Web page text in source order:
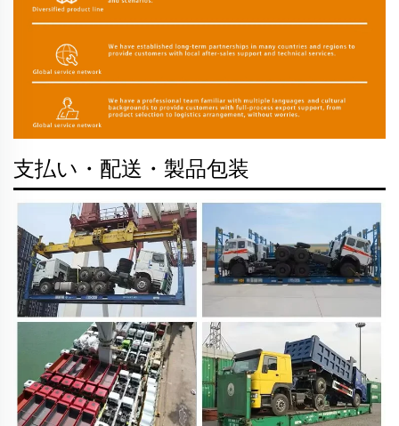
支払い・配送・製品包装